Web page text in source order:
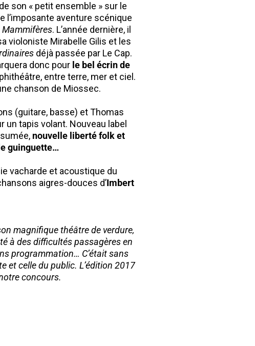
son « petit ensemble » sur le
l’imposante aventure scénique
Mammifères. L’année dernière, il
violoniste Mirabelle Gilis et les
déjà passée par Le Cap.
donc pour le bel écrin de
entre terre, mer et ciel.
chanson de Miossec.
(guitare, basse) et Thomas
tapis volant. Nouveau label
nouvelle liberté folk et
guinguette…
vacharde et acoustique du
aigres-douces d’Imbert
magnifique théâtre de verdure,
à des difficultés passagères en
programmation… C’était sans
et celle du public. L’édition 2017
concours.